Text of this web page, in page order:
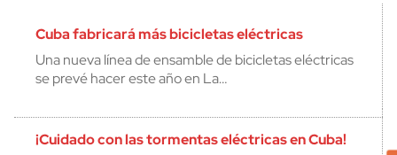
Cuba fabricará más bicicletas eléctricas
Una nueva línea de ensamble de bicicletas eléctricas
se prevé hacer este año en La…
¡Cuidado con las tormentas eléctricas en Cuba!